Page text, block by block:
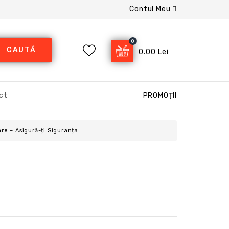
Contul Meu
CAUTĂ
0
0.00 Lei
PROMOȚII
– Asigură-ți Siguranța